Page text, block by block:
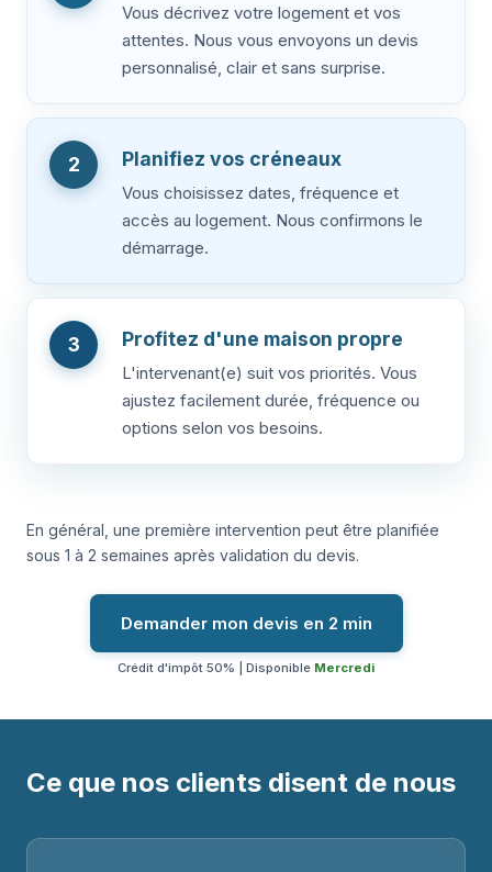
Vous décrivez votre logement et vos
attentes. Nous vous envoyons un devis
personnalisé, clair et sans surprise.
2 Planifiez vos créneaux
Vous choisissez dates, fréquence et
accès au logement. Nous confirmons le
démarrage.
3 Profitez d'une maison propre
L'intervenant(e) suit vos priorités. Vous
ajustez facilement durée, fréquence ou
options selon vos besoins.
En général, une première intervention peut être planifiée
sous 1 à 2 semaines après validation du devis.
Demander mon devis en 2 min
Crédit d'impôt 50% | Disponible Mercredi
Ce que nos clients disent de nous